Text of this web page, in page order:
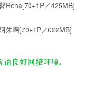
Rena[70+1P／425MB]
朱啊[79+1P／622MB]